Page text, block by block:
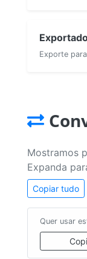
Exporte
Mostramos
Expanda
Copiar tudo
Quer usar